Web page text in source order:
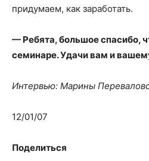
придумаем, как заработать.
— Ребята, большое спасибо,
семинаре. Удачи вам и
Интервью: Марины
12/01/07
Поделиться